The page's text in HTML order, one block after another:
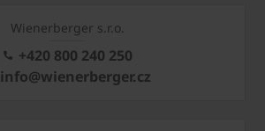
Wienerberger s.r.o.
+420 800 240 250
info@wienerberger.cz